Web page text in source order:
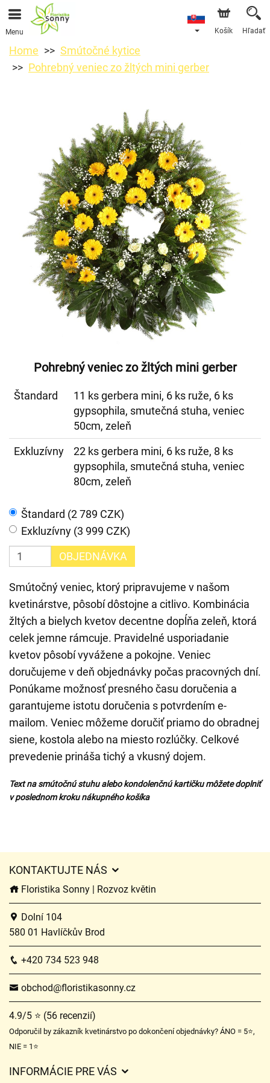
Menu Košík Hľadať
Home
Smútočné kytice
Pohrebný veniec zo žltých mini gerber
Pohrebný veniec zo žltých mini gerber
Štandard
11 ks gerbera mini, 6 ks ruže, 6 ks
gypsophila, smutečná stuha, veniec
50cm, zeleň
Exkluzívny
22 ks gerbera mini, 6 ks ruže, 8 ks
gypsophila, smutečná stuha, veniec
80cm, zeleň
Štandard (2 789 CZK)
Exkluzívny (3 999 CZK)
OBJEDNÁVKA
Smútočný veniec, ktorý pripravujeme v našom
kvetinárstve, pôsobí dôstojne a citlivo. Kombinácia
žltých a bielych kvetov decentne dopĺňa zeleň, ktorá
celek jemne rámcuje. Pravidelné usporiadanie
kvetov pôsobí vyvážene a pokojne. Veniec
doručujeme v deň objednávky počas pracovných dní.
Ponúkame možnosť presného času doručenia a
garantujeme istotu doručenia s potvrdením e-
mailom. Veniec môžeme doručiť priamo do obradnej
siene, kostola alebo na miesto rozlúčky. Celkové
prevedenie prináša tichý a vkusný dojem.
Text na smútočnú stuhu alebo kondolenčnú kartičku môžete doplniť
v poslednom kroku nákupného košíka
KONTAKTUJTE NÁS
Floristika Sonny | Rozvoz květin
Dolní 104
580 01 Havlíčkův Brod
+420 734 523 948
obchod@floristikasonny.cz
4.9/5 ⭐ (56 recenzií)
Odporučil by zákazník kvetinárstvo po dokončení objednávky? ÁNO = 5⭐,
NIE = 1⭐
INFORMÁCIE PRE VÁS